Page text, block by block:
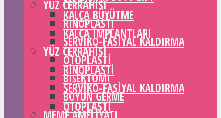
YÜZ CERRAHISI
RINOPLASTI
SERVIKO-FASIYAL KALDIRMA
OTOPLASTI
BIŞEKTOMI
BOYUN GERME
MEME AMELIYATI
KALÇA BÜYÜTME
KALÇA IMPLANTLARI
YÜZ CERRAHISI
RINOPLASTI
SERVIKO-FASIYAL KALDIRMA
OTOPLASTI